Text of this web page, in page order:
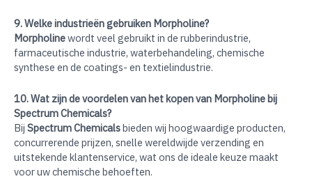
9. Welke industrieën gebruiken Morpholine?
Morpholinewordt veel gebruikt in de rubberindustrie,
farmaceutische industrie, waterbehandeling, chemische
synthese en de coatings- en textielindustrie.
10. Wat zijn de voordelen van het kopen van Morpholine bij
Spectrum Chemicals?
Bij Spectrum Chemicalsbieden wij hoogwaardige producten,
concurrerende prijzen, snelle wereldwijde verzending en
uitstekende klantenservice, wat ons de ideale keuze maakt
voor uw chemische behoeften.